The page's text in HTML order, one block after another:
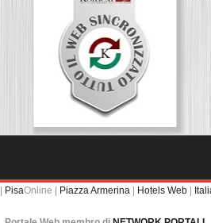
| PisaOnline | Piazza Armerina | Hotels Web |